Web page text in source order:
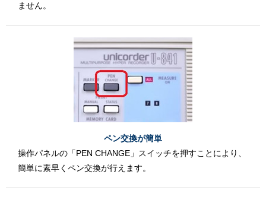
ません。
ペン交換が簡単
操作パネルの「PEN CHANGE」スイッチを押すことにより、
簡単に素早くペン交換が行えます。